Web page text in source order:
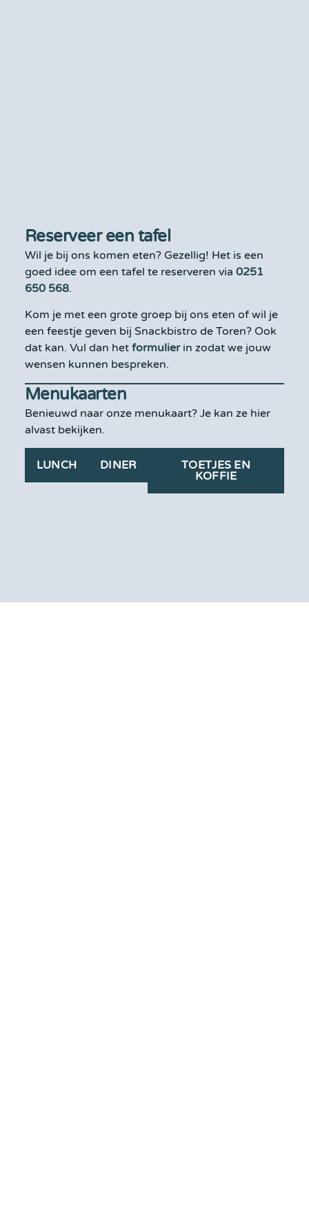
Reserveer een tafel
Wil je bij ons komen eten? Gezellig! Het is een
goed idee om een tafel te reserveren via 0251
650 568.
Kom je met een grote groep bij ons eten of wil je
een feestje geven bij Snackbistro de Toren? Ook
dat kan. Vul dan het formulierin zodat we jouw
wensen kunnen bespreken.
Menukaarten
Benieuwd naar onze menukaart? Je kan ze hier
alvast bekijken.
LUNCH DINER
TOETJES EN
KOFFIE